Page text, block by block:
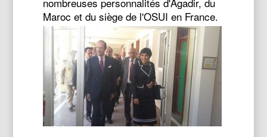
Maroc et du siège de l'OSUI en France.